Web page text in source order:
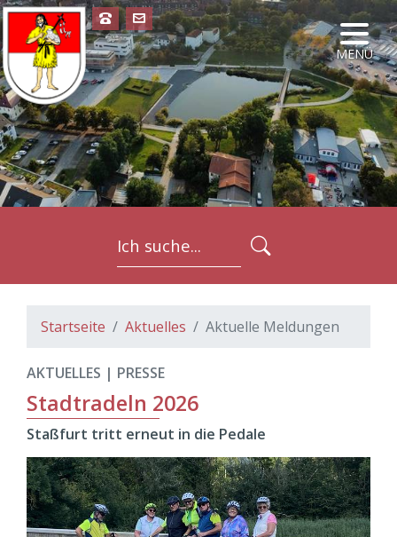
MENÜ
Startseite Aktuelles Aktuelle Meldungen
AKTUELLES | PRESSE
Stadtradeln 2026
Staßfurt tritt erneut in die Pedale